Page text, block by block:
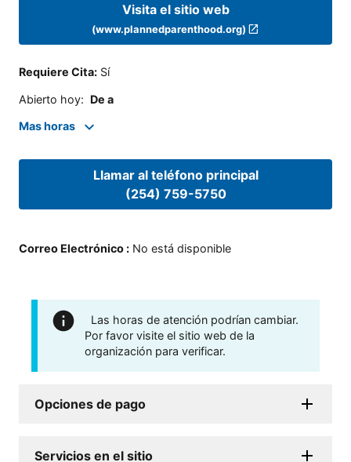
Visita el sitio web
(www.plannedparenthood.org)
Requiere Cita: Sí
Abierto hoy: De a
Mas horas
Llamar al teléfono principal
(254) 759-5750
Correo Electrónico : No está disponible
Las horas de atención podrían cambiar.
Por favor visite el sitio web de la
organización para verificar.
Opciones de pago
Servicios en el sitio